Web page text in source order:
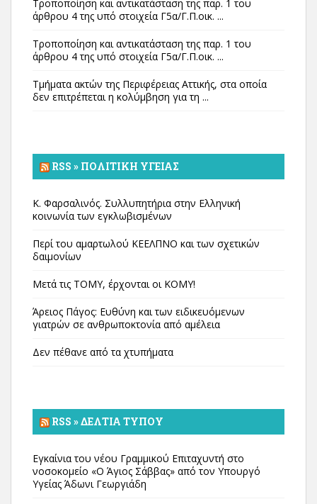
Τροποποίηση και αντικατάσταση της παρ. 1 του
άρθρου 4 της υπό στοιχεία Γ5α/Γ.Π.οικ. ...
Τροποποίηση και αντικατάσταση της παρ. 1 του
άρθρου 4 της υπό στοιχεία Γ5α/Γ.Π.οικ. ...
Τμήματα ακτών της Περιφέρειας Αττικής, στα οποία
δεν επιτρέπεται η κολύμβηση για τη ...
RSS » ΠΟΛΙΤΙΚΉ ΥΓΕΊΑΣ
Κ. Φαρσαλινός. Συλλυπητήρια στην Ελληνική
κοινωνία των εγκλωβισμένων
Περί του αμαρτωλού ΚΕΕΛΠΝΟ και των σχετικών
δαιμονίων
Μετά τις ΤΟΜΥ, έρχονται οι ΚΟΜΥ!
Άρειος Πάγος: Ευθύνη και των ειδικευόμενων
γιατρών σε ανθρωποκτονία από αμέλεια
Δεν πέθανε από τα χτυπήματα
RSS » ΔΕΛΤΊΑ ΤΎΠΟΥ
Εγκαίνια του νέου Γραμμικού Επιταχυντή στο
νοσοκομείο «Ο Άγιος Σάββας» από τον Υπουργό
Υγείας Άδωνι Γεωργιάδη